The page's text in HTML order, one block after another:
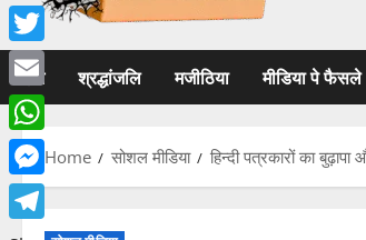
होम श्रद्धांजलि मजीठिया मीडिया पे फैसले
Home सोशल मीडिया हिन्दी पत्रकारों का बुढ़ापा
Facebook
Twitter
Email
WhatsApp
Messenger